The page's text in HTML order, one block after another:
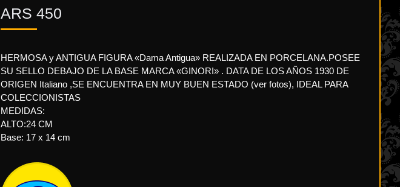
ARS 450
HERMOSA y ANTIGUA FIGURA «Dama Antigua» REALIZADA EN PORCELANA.POSEE
SU SELLO DEBAJO DE LA BASE MARCA «GINORI» . DATA DE LOS AÑOS 1930 DE
ORIGEN Italiano ,SE ENCUENTRA EN MUY BUEN ESTADO (ver fotos), IDEAL PARA
COLECCIONISTAS
MEDIDAS:
ALTO:24 CM
Base: 17 x 14 cm